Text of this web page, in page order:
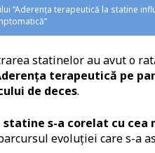
“Aderența terapeutică la statine
statinelor au avut o
terapeutică pe
de deces.
statine s-a corelat cu
evoluției care s-a